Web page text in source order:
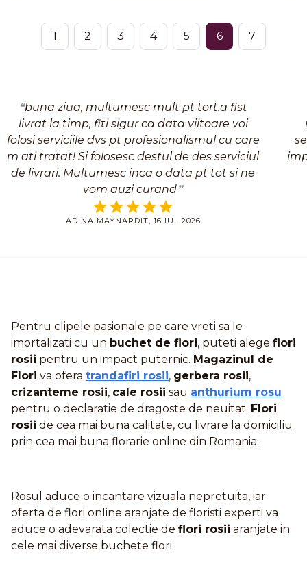
1 2 3 4 5 6 7
buna ziua, multumesc mult pt tort.a fist
livrat la timp, fiti sigur ca data viitoare voi
folosi serviciile dvs pt profesionalismul cu care
m ati tratat! Si folosesc destul de des serviciul
de livrari. Multumesc inca o data pt tot si ne
vom auzi curand
ADINA MAYNARDIT, 16 IUL 2026
Pentru clipele pasionale pe care vreti sa le
imortalizati cu un buchet de flori, puteti alege flori
rosii pentru un impact puternic. Magazinul de
Flori va ofera trandafiri rosii, gerbera rosii,
crizanteme rosii, cale rosii sau anthurium rosu
pentru o declaratie de dragoste de neuitat. Flori
rosii de cea mai buna calitate, cu livrare la domiciliu
prin cea mai buna florarie online din Romania.
Rosul aduce o incantare vizuala nepretuita, iar
oferta de flori online aranjate de floristi experti va
aduce o adevarata colectie de flori rosii aranjate in
cele mai diverse buchete flori.